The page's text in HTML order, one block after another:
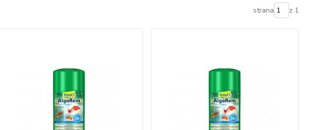
strana z 1